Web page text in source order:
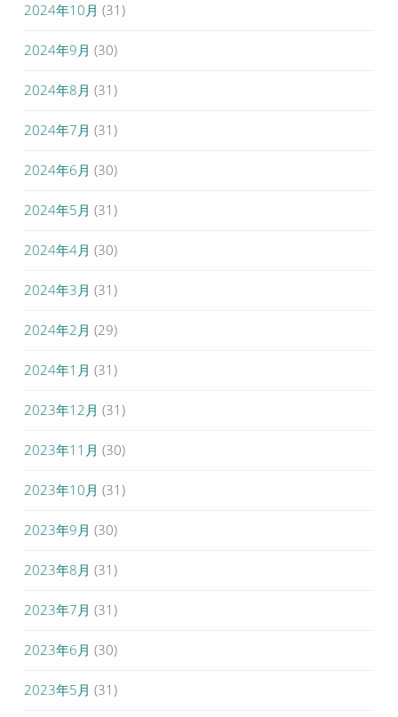
2024年10月 (31)
2024年9月 (30)
2024年8月 (31)
2024年7月 (31)
2024年6月 (30)
2024年5月 (31)
2024年4月 (30)
2024年3月 (31)
2024年2月 (29)
2024年1月 (31)
2023年12月 (31)
2023年11月 (30)
2023年10月 (31)
2023年9月 (30)
2023年8月 (31)
2023年7月 (31)
2023年6月 (30)
2023年5月 (31)